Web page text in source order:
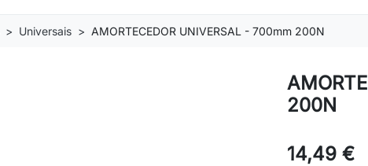
Universais AMORTECEDOR UNIVERSAL - 700mm 200N
200N
14,49 €